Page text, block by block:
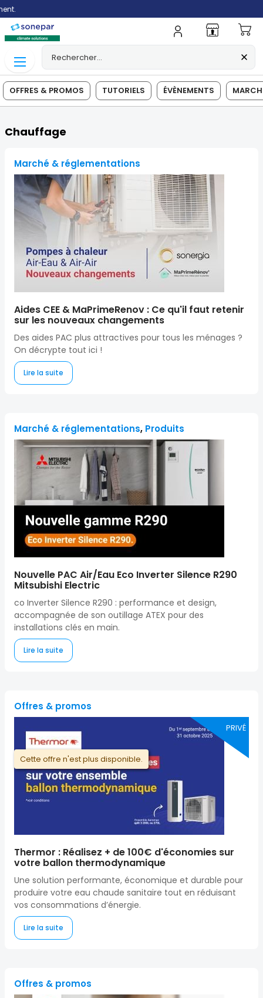
OFFRES & PROMOS TUTORIELS ÉVÈNEMENTS
Chauffage
Marché & réglementations
Aides CEE & MaPrimeRenov : Ce qu'il faut retenir
sur les nouveaux changements
Des aides PAC plus attractives pour tous les ménages ?
On décrypte tout ici !
Lire la suite
Marché & réglementations, Produits
Nouvelle PAC Air/Eau Eco Inverter Silence R290
Mitsubishi Electric
co Inverter Silence R290 : performance et design,
accompagnée de son outillage ATEX pour des
installations clés en main.
Lire la suite
Offres & promos
PRIVÉ
Thermor : Réalisez + de 100€ d'économies sur
votre ballon thermodynamique
Cette offre n'est plus disponible.
Une solution performante, économique et durable pour
produire votre eau chaude sanitaire tout en réduisant
vos consommations d’énergie.
Lire la suite
Offres & promos